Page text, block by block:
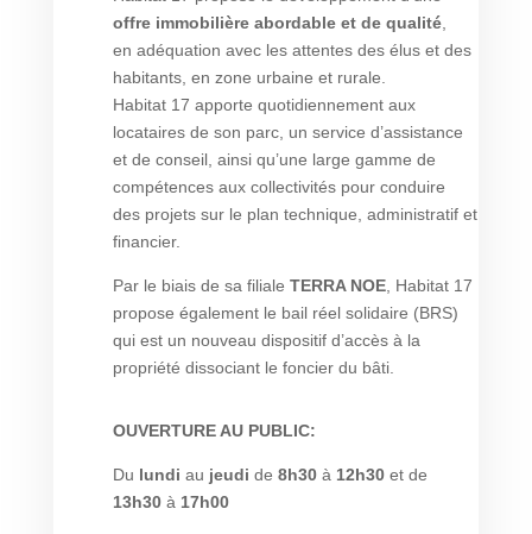
offre immobilière abordable et de qualité,
en adéquation avec les attentes des élus et des
habitants, en zone urbaine et rurale.
Habitat 17 apporte quotidiennement aux
locataires de son parc, un service d’assistance
et de conseil, ainsi qu’une large gamme de
compétences aux collectivités pour conduire
des projets sur le plan technique, administratif et
financier.
Par le biais de sa filiale TERRA NOE, Habitat 17
propose également le bail réel solidaire (BRS)
qui est un nouveau dispositif d’accès à la
propriété dissociant le foncier du bâti.
OUVERTURE AU PUBLIC:
Du lundi au jeudi de 8h30à 12h30et de
13h30à 17h00